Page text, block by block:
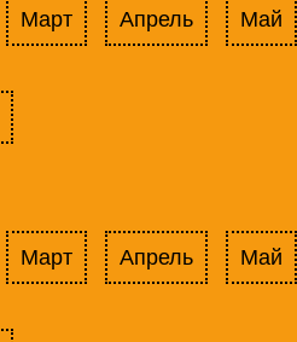
Март Апрель Май
Март Апрель Май